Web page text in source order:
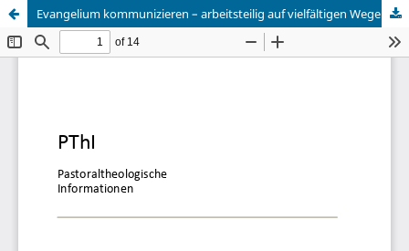
Evangelium kommunizieren – arbeitsteilig auf vielfältigen Wegen